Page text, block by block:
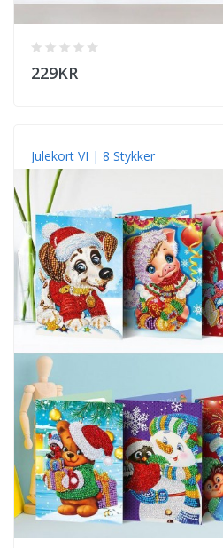
229KR
Julekort VI | 8 Stykker